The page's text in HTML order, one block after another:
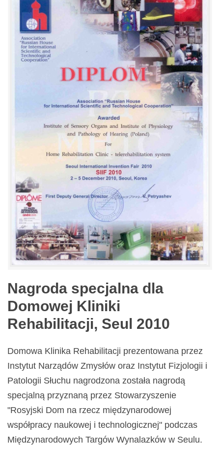
Nagroda specjalna dla
Domowej Kliniki
Rehabilitacji, Seul 2010
Domowa Klinika Rehabilitacji prezentowana przez
Instytut Narządów Zmysłów oraz Instytut Fizjologii i
Patologii Słuchu nagrodzona została nagrodą
specjalną przyznaną przez Stowarzyszenie
"Rosyjski Dom na rzecz międzynarodowej
współpracy naukowej i technologicznej" podczas
Międzynarodowych Targów Wynalazków w Seulu.